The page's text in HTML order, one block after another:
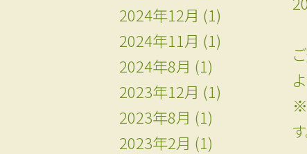
※
2024年12月 (1)
2024年11月 (1)
2024年8月 (1)
2023年12月 (1)
2023年8月 (1)
2023年2月 (1)